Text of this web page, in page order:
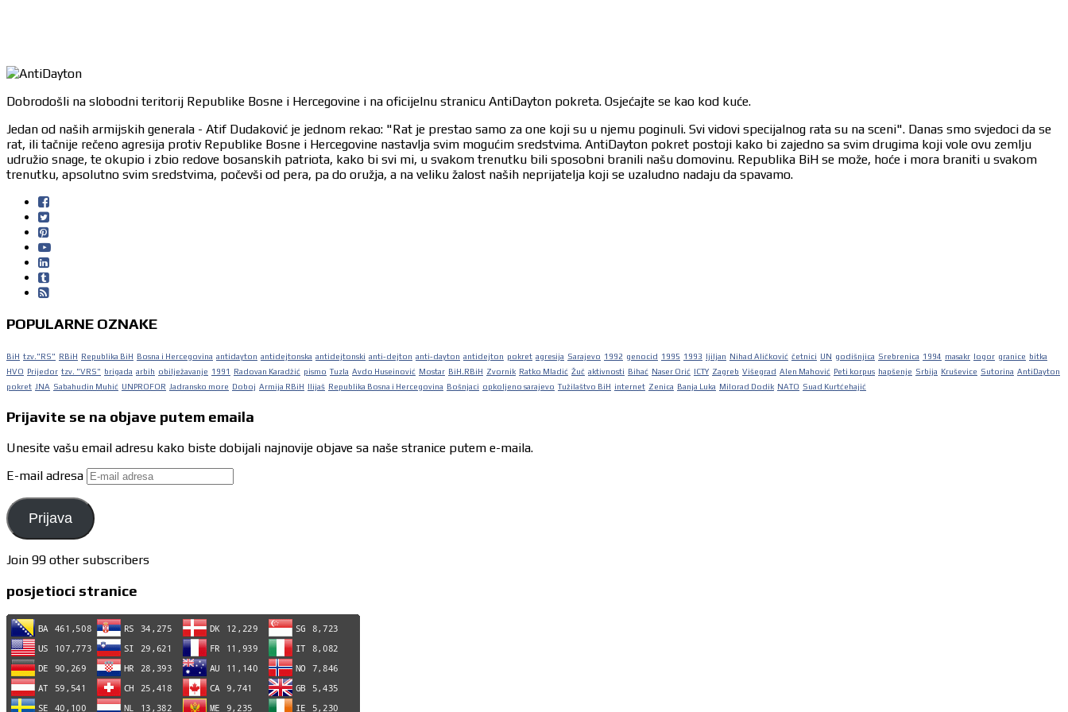
Dobrodošli na slobodni teritorij Republike Bosne i Hercegovine i na oficijelnu stranicu AntiDayton pokreta. Osjećajte se kao kod kuće.
Jedan od naših armijskih generala - Atif Dudaković je jednom rekao: "Rat je prestao samo za one koji su u njemu poginuli. Svi vidovi specijalnog rata su na sceni". Danas smo svjedoci da se
rat, ili tačnije rečeno agresija protiv Republike Bosne i Hercegovine nastavlja svim mogućim sredstvima. AntiDayton pokret postoji kako bi zajedno sa svim drugima koji vole ovu zemlju
udružio snage, te okupio i zbio redove bosanskih patriota, kako bi svi mi, u svakom trenutku bili sposobni branili našu domovinu. Republika BiH se može, hoće i mora braniti u svakom
trenutku, apsolutno svim sredstvima, počevši od pera, pa do oružja, a na veliku žalost naših neprijatelja koji se uzaludno nadaju da spavamo.
POPULARNE OZNAKE
BiH tzv."RS" RBiH Republika BiH Bosna i Hercegovina antidayton antidejtonska antidejtonski anti-dejton anti-dayton antidejton pokret agresija Sarajevo 1992 genocid 1995 1993 ljiljan Nihad Aličković četnici UN godišnjica Srebrenica 1994 masakr logor granice bitka
HVO Prijedor tzv. "VRS" brigada arbih obilježavanje 1991 Radovan Karadžić pismo Tuzla Avdo Huseinović Mostar BiH.RBiH Zvornik Ratko Mladić Žuč aktivnosti Bihać Naser Orić ICTY Zagreb Višegrad Alen Mahović Peti korpus hapšenje Srbija Kruševice Sutorina AntiDayton
pokret JNA Sabahudin Muhić UNPROFOR Jadransko more Doboj Armija RBiH Ilijaš Republika Bosna i Hercegovina Bošnjaci opkoljeno sarajevo Tužilaštvo BiH internet Zenica Banja Luka Milorad Dodik NATO Suad Kurtćehajić
Prijavite se na objave putem emaila
Unesite vašu email adresu kako biste dobijali najnovije objave sa naše stranice putem e-maila.
E-mail adresa
Prijava
Join 99 other subscribers
posjetioci stranice